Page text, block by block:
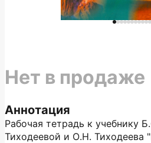
Аннотация
Рабочая тетрадь к учебнику
Тиходеевой и О.Н. Тиходеева
Нет в продаже